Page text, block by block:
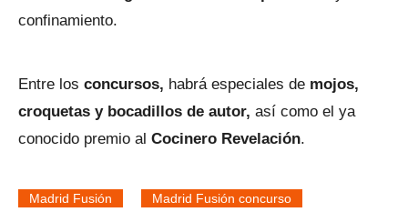
confinamiento.
Entre los concursos, habrá especiales de mojos,
croquetas y bocadillos de autor, así como el ya
conocido premio al Cocinero Revelación.
Madrid Fusión Madrid Fusión concurso